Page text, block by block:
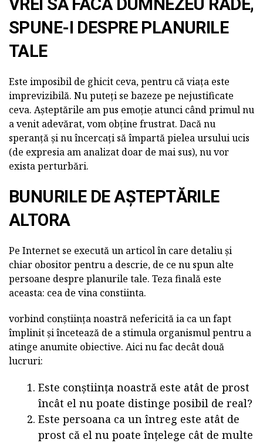
VREI SĂ FACĂ DUMNEZEU RÂDE,
SPUNE-I DESPRE PLANURILE
TALE
Este imposibil de ghicit ceva, pentru că viața este
imprevizibilă. Nu puteți se bazeze pe nejustificate
ceva. Așteptările am pus emoție atunci când primul nu
a venit adevărat, vom obține frustrat. Dacă nu
speranță și nu încercați să împartă pielea ursului ucis
(de expresia am analizat doar de mai sus), nu vor
exista perturbări.
BUNURILE DE AȘTEPTĂRILE
ALTORA
Pe Internet se execută un articol în care detaliu și
chiar obositor pentru a descrie, de ce nu spun alte
persoane despre planurile tale. Teza finală este
aceasta: cea de vina constiinta.
vorbind conștiința noastră nefericită ia ca un fapt
împlinit și încetează de a stimula organismul pentru a
atinge anumite obiective. Aici nu fac decât două
lucruri:
Este conștiința noastră este atât de prost
încât el nu poate distinge posibil de real?
Este persoana ca un întreg este atât de
prost că el nu poate înțelege cât de multe